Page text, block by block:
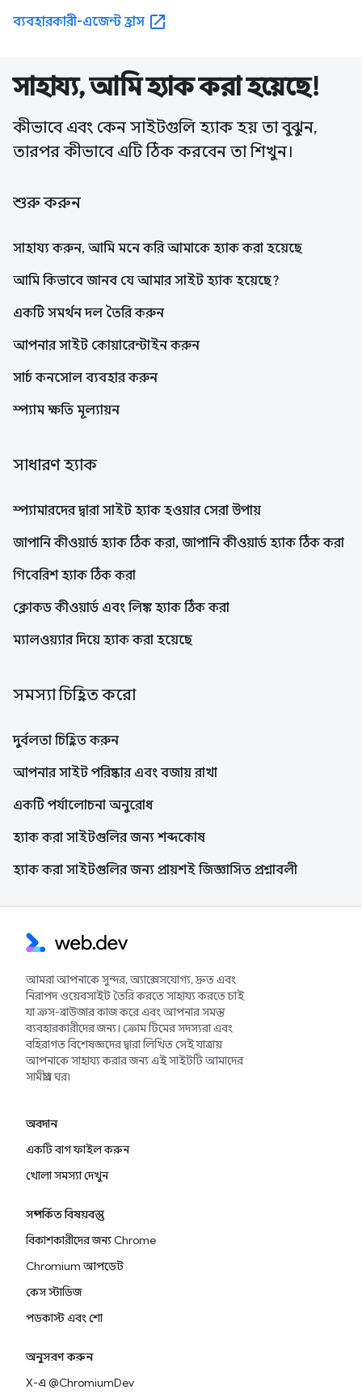
ব্যবহারকারী-এজেন্ট হ্রাস open_in_new
সাহায্য, আমি হ্যাক করা হয়েছে!
কীভাবে এবং কেন সাইটগুলি হ্যাক হয় তা বুঝুন,
তারপর কীভাবে এটি ঠিক করবেন তা শিখুন।
শুরু করুন
সাহায্য করুন, আমি মনে করি আমাকে হ্যাক করা হয়েছে
আমি কিভাবে জানব যে আমার সাইট হ্যাক হয়েছে?
একটি সমর্থন দল তৈরি করুন
আপনার সাইট কোয়ারেন্টাইন করুন
সার্চ কনসোল ব্যবহার করুন
স্প্যাম ক্ষতি মূল্যায়ন
সাধারণ হ্যাক
স্প্যামারদের দ্বারা সাইট হ্যাক হওয়ার সেরা উপায়
জাপানি কীওয়ার্ড হ্যাক ঠিক করা, জাপানি কীওয়ার্ড হ্যাক ঠিক করা
গিবেরিশ হ্যাক ঠিক করা
ক্লোকড কীওয়ার্ড এবং লিঙ্ক হ্যাক ঠিক করা
ম্যালওয়্যার দিয়ে হ্যাক করা হয়েছে
সমস্যা চিহ্নিত করো
দুর্বলতা চিহ্নিত করুন
আপনার সাইট পরিষ্কার এবং বজায় রাখা
একটি পর্যালোচনা অনুরোধ
হ্যাক করা সাইটগুলির জন্য শব্দকোষ
হ্যাক করা সাইটগুলির জন্য প্রায়শই জিজ্ঞাসিত প্রশ্নাবলী
আমরা আপনাকে সুন্দর, অ্যাক্সেসযোগ্য, দ্রুত এবং
নিরাপদ ওয়েবসাইট তৈরি করতে সাহায্য করতে চাই
যা ক্রস-ব্রাউজার কাজ করে এবং আপনার সমস্ত
ব্যবহারকারীদের জন্য। ক্রোম টিমের সদস্যরা এবং
বহিরাগত বিশেষজ্ঞদের দ্বারা লিখিত সেই যাত্রায়
আপনাকে সাহায্য করার জন্য এই সাইটটি আমাদের
সামগ্রীর ঘর৷
অবদান
একটি বাগ ফাইল করুন
খোলা সমস্যা দেখুন
সম্পর্কিত বিষয়বস্তু
বিকাশকারীদের জন্য Chrome
Chromium আপডেট
কেস স্টাডিজ
পডকাস্ট এবং শো
অনুসরণ করুন
X-এ @ChromiumDev